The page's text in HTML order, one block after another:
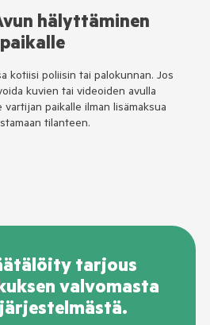
hälyttäminen
paikalle
kotiisi poliisin tai palokunnan. Jos
kuvien tai videoiden avulla
paikalle ilman lisämaksua
tilanteen.
tarjous
valvomasta